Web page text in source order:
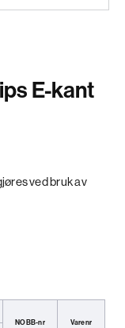
E-kant
ved bruk av
NOBB-nr
Varenr